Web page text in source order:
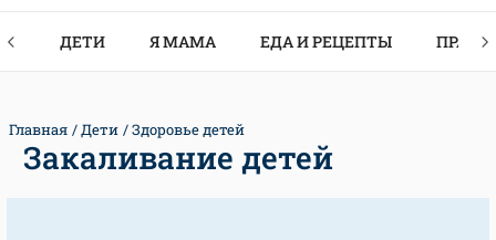
ДЕТИ Я МАМА ЕДА И РЕЦЕПТЫ
Главная Дети Здоровье детей
Закаливание детей